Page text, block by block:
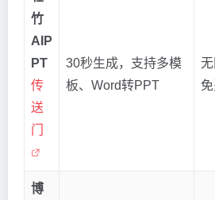
竹
AIP
PT
传
送
门
30秒生成，支持多模
板、Word转PPT
博